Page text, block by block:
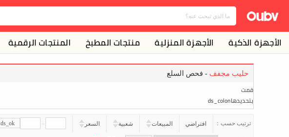
الأجهزة الذكية الأجهزة المنزلية منتجات المطبخ المنتجات الرقمية
حليب مجفف - فحص السلع
قمت
بتحديدهاds_colon
ترتيب حسب： افتراضي المبيعات شعبية السعر -
ds_ok